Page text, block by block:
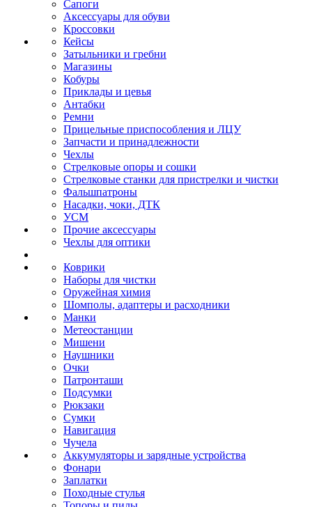
Сапоги
Аксессуары для обуви
Кроссовки
Кейсы
Затыльники и гребни
Магазины
Кобуры
Приклады и цевья
Антабки
Ремни
Прицельные приспособления и ЛЦУ
Запчасти и принадлежности
Чехлы
Стрелковые опоры и сошки
Стрелковые станки для пристрелки и чистки
Фальшпатроны
Насадки, чоки, ДТК
УСМ
Прочие аксессуары
Чехлы для оптики
Коврики
Наборы для чистки
Оружейная химия
Шомполы, адаптеры и расходники
Манки
Метеостанции
Мишени
Наушники
Очки
Патронташи
Подсумки
Рюкзаки
Сумки
Навигация
Чучела
Аккумуляторы и зарядные устройства
Фонари
Заплатки
Походные стулья